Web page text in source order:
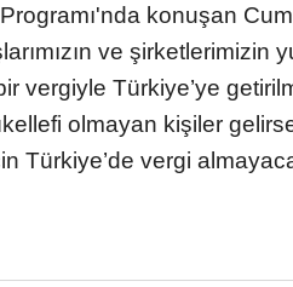
konuşan
ve şirketlerimizin
vergiyle Türkiye’ye
olmayan kişiler
Türkiye’de vergi